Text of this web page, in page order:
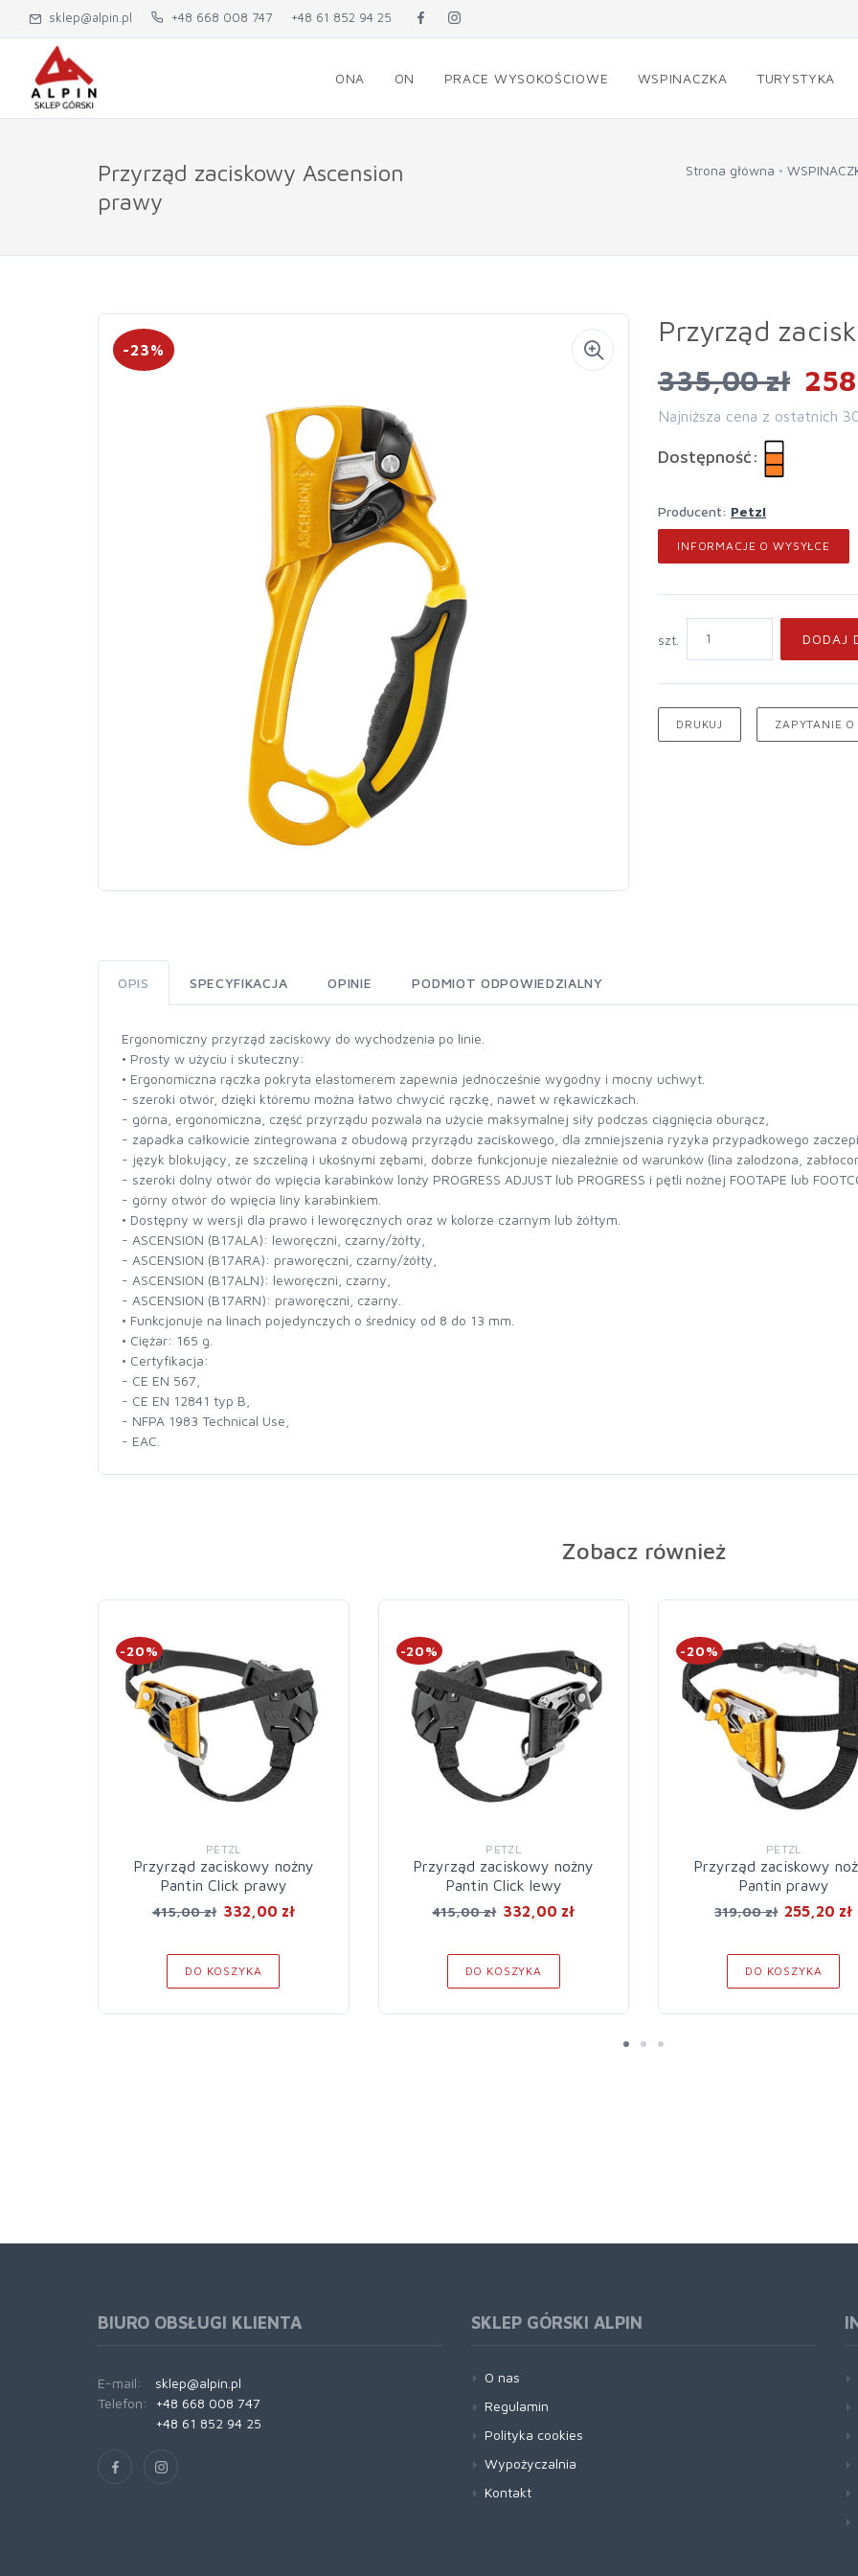
sklep@alpin.pl +48 668 008 747 +48 61 852 94 25
ONA ON PRACE WYSOKOŚCIOWE WSPINACZKA TURYSTYKA
Przyrząd zaciskowy Ascension
prawy
Strona główna
-23%
Przyrząd
335,00 zł
Najniższa cena z ostatnich
Dostępność:
Producent: Petzl
INFORMACJE O WYSYŁCE
szt. DODAJ
DRUKUJ ZAPYTANIE
OPIS SPECYFIKACJA OPINIE PODMIOT ODPOWIEDZIALNY
Ergonomiczny przyrząd zaciskowy do wychodzenia po linie.
• Prosty w użyciu i skuteczny:
• Ergonomiczna rączka pokryta elastomerem zapewnia jednocześnie wygodny i mocny uchwyt.
- szeroki otwór, dzięki któremu można łatwo chwycić rączkę, nawet w rękawiczkach.
- górna, ergonomiczna, część przyrządu pozwala na użycie maksymalnej siły podczas ciągnięcia oburącz,
- zapadka całkowicie zintegrowana z obudową przyrządu zaciskowego, dla zmniejszenia ryzyka przypadkowego
- język blokujący, ze szczeliną i ukośnymi zębami, dobrze funkcjonuje niezależnie od warunków (lina zalodzona,
- szeroki dolny otwór do wpięcia karabinków lonży PROGRESS ADJUST lub PROGRESS i pętli nożnej FOOTAPE lub
- górny otwór do wpięcia liny karabinkiem.
• Dostępny w wersji dla prawo i leworęcznych oraz w kolorze czarnym lub żółtym.
- ASCENSION (B17ALA): leworęczni, czarny/żółty,
- ASCENSION (B17ARA): praworęczni, czarny/żółty,
- ASCENSION (B17ALN): leworęczni, czarny,
- ASCENSION (B17ARN): praworęczni, czarny.
• Funkcjonuje na linach pojedynczych o średnicy od 8 do 13 mm.
• Ciężar: 165 g.
• Certyfikacja:
- CE EN 567,
- CE EN 12841 typ B,
- NFPA 1983 Technical Use,
- EAC.
Zobacz również
-20%
PETZL
Przyrząd zaciskowy nożny
Pantin Click prawy
415,00 zł 332,00 zł
DO KOSZYKA
-20%
PETZL
Przyrząd zaciskowy nożny
Pantin Click lewy
415,00 zł 332,00 zł
DO KOSZYKA
-20%
PETZL
Przyrząd zaciskowy
Pantin prawy
319,00 zł 255,20 zł
DO KOSZYKA
BIURO OBSŁUGI KLIENTA
E-mail:
sklep@alpin.pl
Telefon:
+48 668 008 747
+48 61 852 94 25
SKLEP GÓRSKI ALPIN
O nas
Regulamin
Polityka cookies
Wypożyczalnia
Kontakt